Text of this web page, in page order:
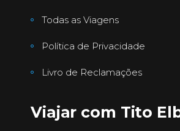
Todas as Viagens
Política de Privacidade
Livro de Reclamações
Viajar com Tito